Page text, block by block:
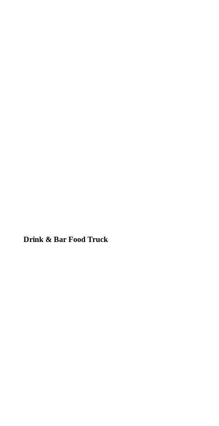
Drink & Bar Food Truck